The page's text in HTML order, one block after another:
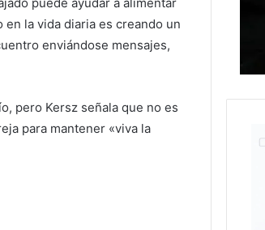
la vida diaria es creando un
enviándose mensajes,
pero Kersz señala que no es
para mantener «viva la